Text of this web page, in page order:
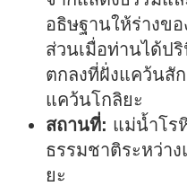
อธิษฐานให้ร่างข
ส่วนเมื่อท่านได้ป
ตกลงที่ฝั่งแคว้นสั
แคว้นโกลิยะ
สถานที่: แม่น้ำโร
ธรรมชาติระหว่า
ยะ